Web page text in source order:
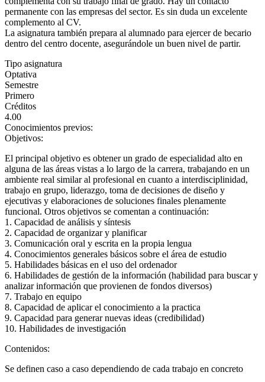
permanente con las empresas del sector. Es sin duda un excelente
complemento al CV.
La asignatura también prepara al alumnado para ejercer de becario
dentro del centro docente, asegurándole un buen nivel de partir.
Tipo asignatura
Optativa
Semestre
Primero
Créditos
4.00
Conocimientos previos:
Objetivos:
El principal objetivo es obtener un grado de especialidad alto en
alguna de las áreas vistas a lo largo de la carrera, trabajando en un
ambiente real similar al profesional en cuanto a interdisciplinidad,
trabajo en grupo, liderazgo, toma de decisiones de diseño y
ejecutivas y elaboraciones de soluciones finales plenamente
funcional. Otros objetivos se comentan a continuación:
1. Capacidad de análisis y síntesis
2. Capacidad de organizar y planificar
3. Comunicación oral y escrita en la propia lengua
4. Conocimientos generales básicos sobre el área de estudio
5. Habilidades básicas en el uso del ordenador
6. Habilidades de gestión de la información (habilidad para buscar y
analizar información que provienen de fondos diversos)
7. Trabajo en equipo
8. Capacidad de aplicar el conocimiento a la practica
9. Capacidad para generar nuevas ideas (credibilidad)
10. Habilidades de investigación
Contenidos:
Se definen caso a caso dependiendo de cada trabajo en concreto